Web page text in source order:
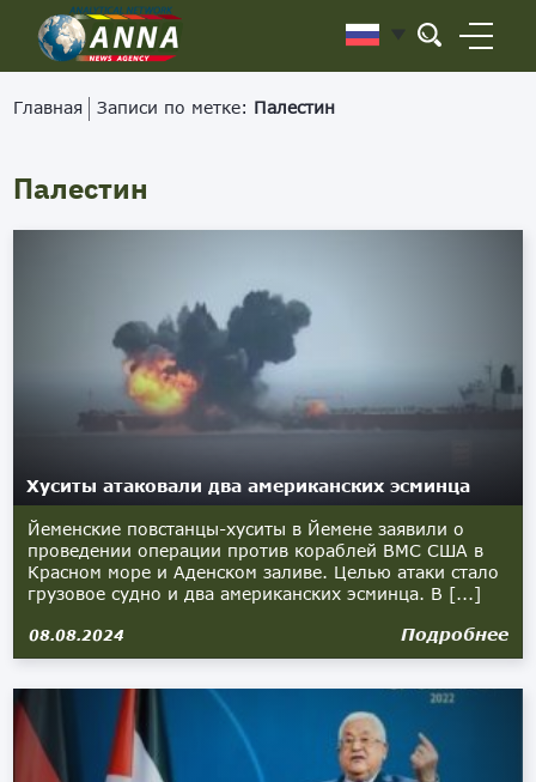
Главная Записи по метке: Палестин
Палестин
Хуситы атаковали два американских эсминца
Йеменские повстанцы-хуситы в Йемене заявили о
проведении операции против кораблей ВМС США в
Красном море и Аденском заливе. Целью атаки стало
грузовое судно и два американских эсминца. В [...]
08.08.2024 Подробнее